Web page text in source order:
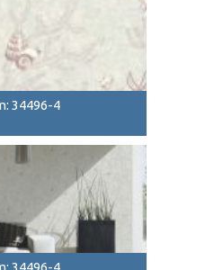
34496-4
34496-4